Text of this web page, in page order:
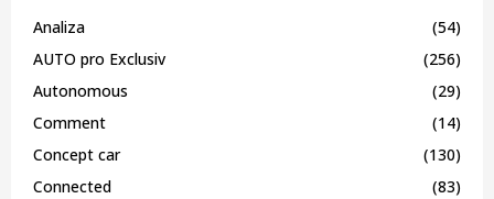
Analiza
(54)
AUTO pro Exclusiv
(256)
Autonomous
(29)
Comment
(14)
Concept car
(130)
Connected
(83)